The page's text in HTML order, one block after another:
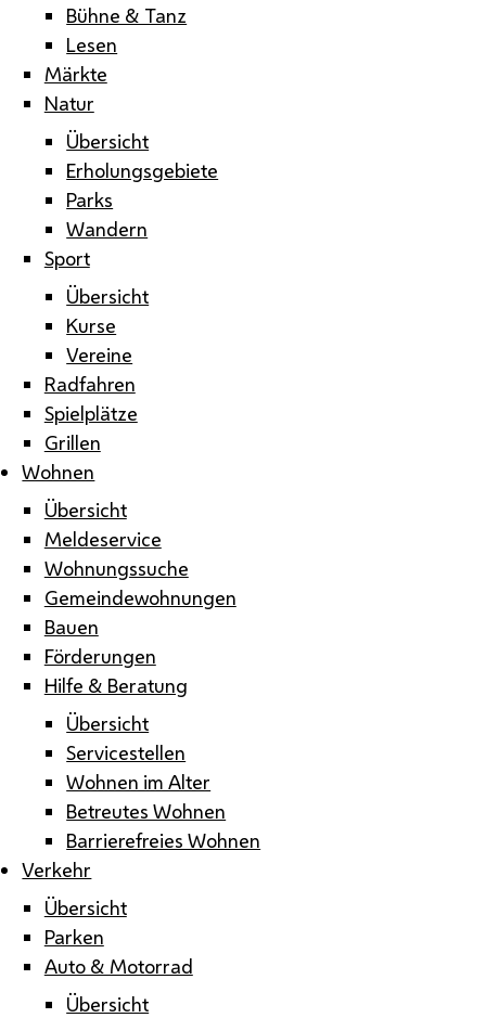
Bühne & Tanz
Lesen
Märkte
Natur
Übersicht
Erholungsgebiete
Parks
Wandern
Sport
Übersicht
Kurse
Vereine
Radfahren
Spielplätze
Grillen
Wohnen
Übersicht
Meldeservice
Wohnungssuche
Gemeindewohnungen
Bauen
Förderungen
Hilfe & Beratung
Übersicht
Servicestellen
Wohnen im Alter
Betreutes Wohnen
Barrierefreies Wohnen
Verkehr
Übersicht
Parken
Auto & Motorrad
Übersicht